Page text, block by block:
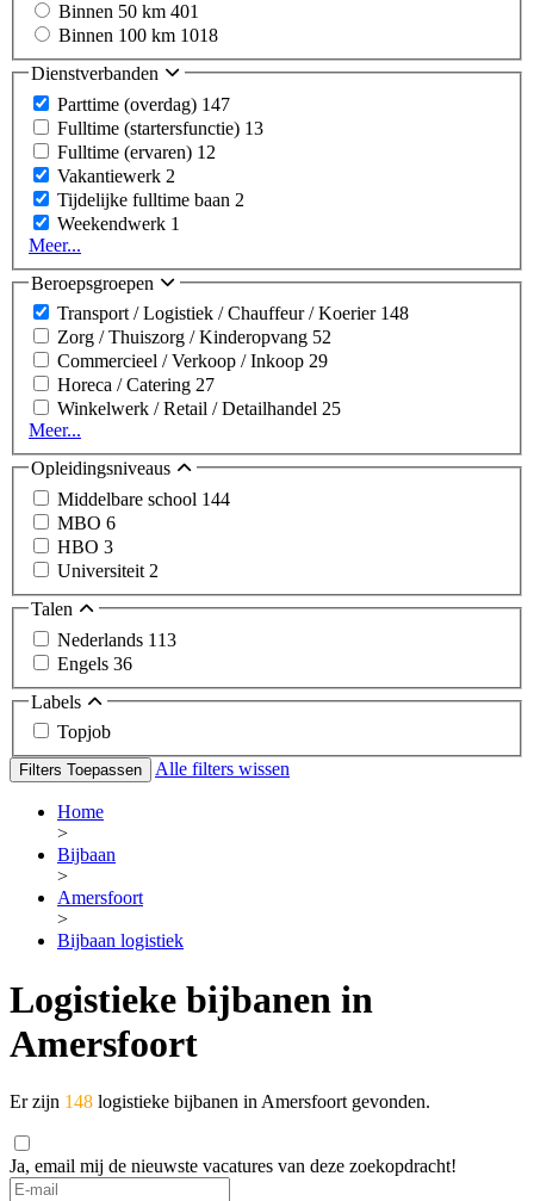
Binnen 50 km 401
Binnen 100 km 1018
Dienstverbanden
Parttime (overdag) 147
Fulltime (startersfunctie) 13
Fulltime (ervaren) 12
Vakantiewerk 2
Tijdelijke fulltime baan 2
Weekendwerk 1
Meer...
Beroepsgroepen
Transport / Logistiek / Chauffeur / Koerier 148
Zorg / Thuiszorg / Kinderopvang 52
Commercieel / Verkoop / Inkoop 29
Horeca / Catering 27
Winkelwerk / Retail / Detailhandel 25
Meer...
Opleidingsniveaus
Middelbare school 144
MBO 6
HBO 3
Universiteit 2
Talen
Nederlands 113
Engels 36
Labels
Topjob
Filters Toepassen Alle filters wissen
Home
>
Bijbaan
>
Amersfoort
>
Bijbaan logistiek
Logistieke bijbanen in
Amersfoort
Er zijn 148 logistieke bijbanen in Amersfoort gevonden.
Ja, email mij de nieuwste vacatures van deze zoekopdracht!
If